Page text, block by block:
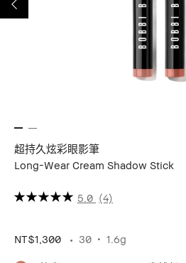
超持久炫彩眼影筆
Long-Wear Cream Shadow Stick
5.0 (4)
NT$1,300 30 1.6g